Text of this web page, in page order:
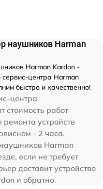
наушников Harman
Harman Kardon -
центра Harman
быстро и качественно!
центра
стоимость работ
устройств
- 2 часа.
Harman
если не требует
доставит устройство
и обратно.